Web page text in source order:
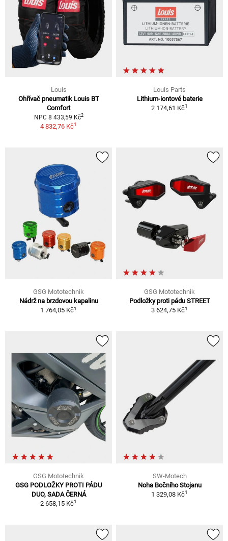
Louis
Ohřívač pneumatik Louis BT
Comfort
NPC 8 433,59 Kč2
4 832,76 Kč1
Louis Parts
Lithium-iontové baterie
2 174,61 Kč1
GSG Mototechnik
Nádrž na brzdovou kapalinu
1 764,05 Kč1
GSG Mototechnik
Podložky proti pádu STREET
3 624,75 Kč1
GSG Mototechnik
GSG PODLOŽKY PROTI PÁDU
DUO, SADA ČERNÁ
2 658,15 Kč1
SW-Motech
Noha Bočního Stojanu
1 329,08 Kč1